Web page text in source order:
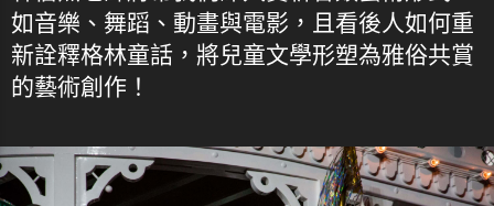
如音樂、舞蹈、動畫與電影，且看後人如何重
新詮釋格林童話，將兒童文學形塑為雅俗共賞
的藝術創作！